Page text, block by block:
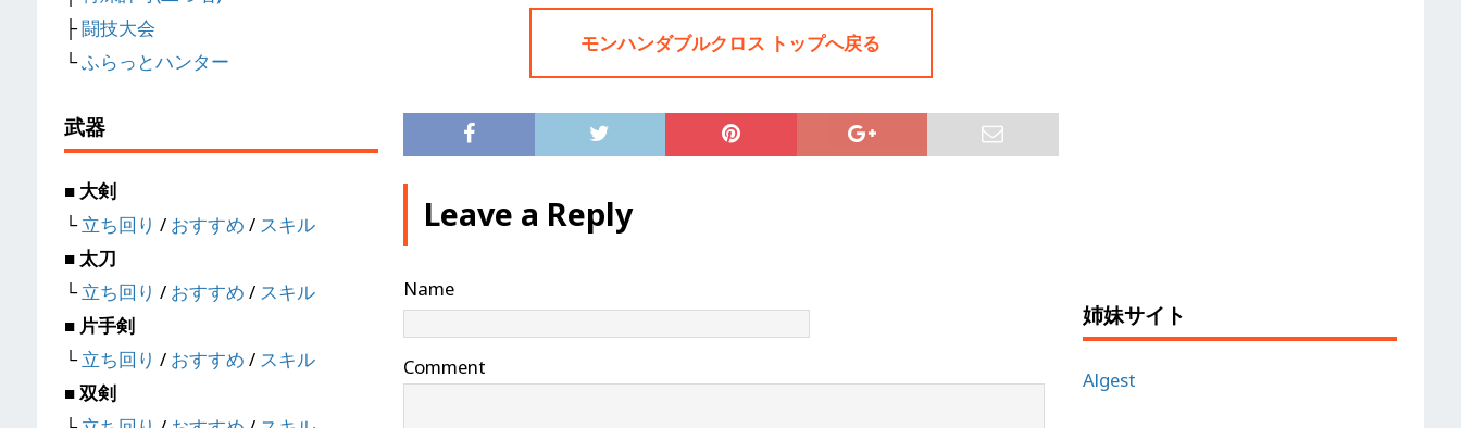
モンハンダブルクロス トップへ戻る
Leave a Reply
Name
Comment
├闘技大会
└ふらっとハンター
武器
■ 大剣
└立ち回り / おすすめ / スキル
■ 太刀
└立ち回り / おすすめ / スキル
■ 片手剣
└立ち回り / おすすめ / スキル
■ 双剣
姉妹サイト
Algest